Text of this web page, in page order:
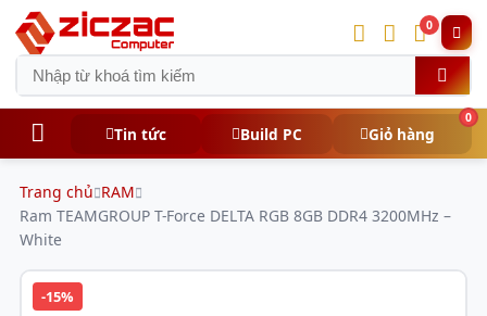
0
Tin tức Build PC Giỏ hàng
0
Trang chủ RAM
Ram TEAMGROUP T-Force DELTA RGB 8GB DDR4 3200MHz –
White
-15%